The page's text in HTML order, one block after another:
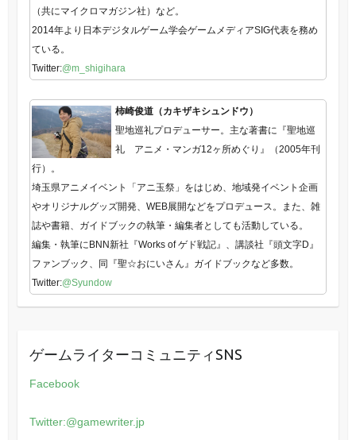
（共にマイクロマガジン社）など。
2014年より日本デジタルゲーム学会ゲームメディアSIG代表を務め
ている。
Twitter:@m_shigihara
柿崎俊道（カキザキシュンドウ）
聖地巡礼プロデューサー。主な著書に『聖地巡
礼 アニメ・マンガ12ヶ所めぐり』（2005年刊
行）。
埼玉県アニメイベント「アニ玉祭」をはじめ、地域発イベント企画
やオリジナルグッズ開発、WEB展開などをプロデュース。また、雑
誌や書籍、ガイドブックの執筆・編集者としても活動している。
編集・執筆にBNN新社『Works of ゲド戦記』、講談社『頭文字D』
ファンブック、同『聖☆おにいさん』ガイドブックなど多数。
Twitter:@Syundow
ゲームライターコミュニティSNS
Facebook
Twitter:@gamewriter.jp